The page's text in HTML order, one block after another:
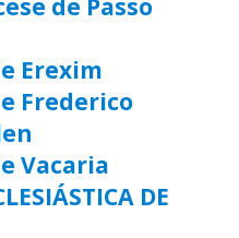
Erexim
Frederico
Vacaria
DE